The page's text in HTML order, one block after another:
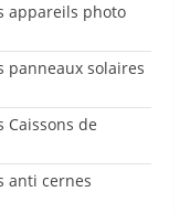
appareils photo
panneaux solaires
Caissons de
anti cernes